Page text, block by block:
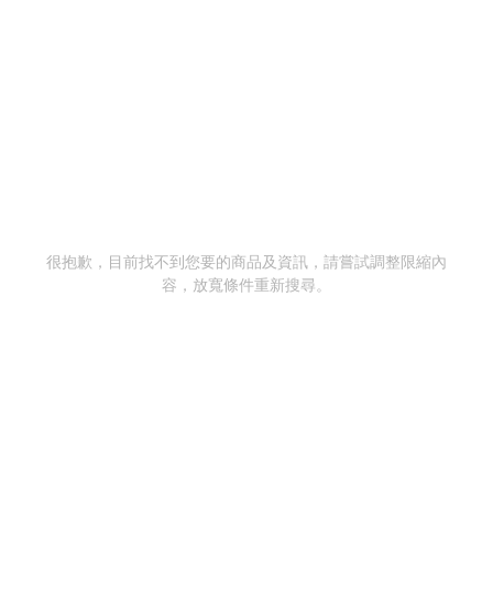
很抱歉，目前找不到您要的商品及資訊，請嘗試調整限縮內
容，放寬條件重新搜尋。